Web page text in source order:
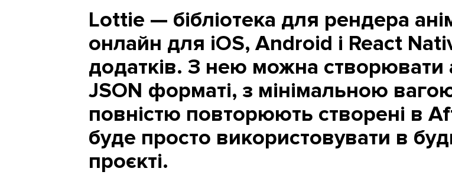
Lottie — бібліотека для рендера
онлайн для iOS, Android і React
додатків. З нею можна створювати
JSON форматі, з мінімальною
повністю повторюють створені в
буде просто використовувати в
проєкті.